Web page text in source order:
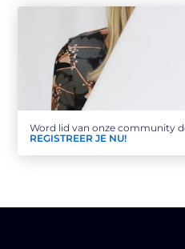
Word lid van onze community
REGISTREER JE NU!